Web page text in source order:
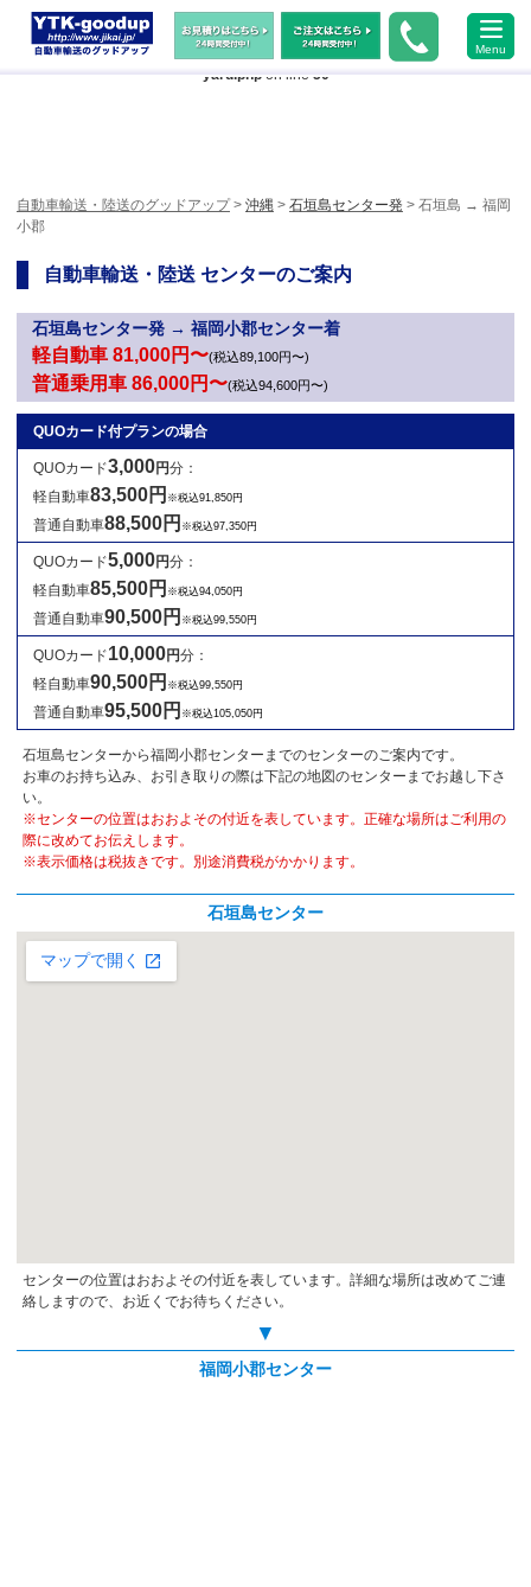
Warning: Undefined array key "HTTP_ACCEPT_LANGUAGE" in
/home/xs483473/jikai.jp/public_html/wp-content/themes/ytk2018/header-
yard.phpon line50
Menu
自動車輸送・陸送のグッドアップ> 沖縄 > 石垣島センター発 > 石垣島 → 福岡
小郡
自動車輸送・陸送 センターのご案内
石垣島センター発 → 福岡小郡センター着
軽自動車 81,000円〜(税込89,100円〜)
普通乗用車 86,000円〜(税込94,600円〜)
QUOカード付プランの場合
QUOカード3,000円分：
軽自動車83,500円 ※税込91,850円
普通自動車88,500円 ※税込97,350円
QUOカード5,000円分：
軽自動車85,500円 ※税込94,050円
普通自動車90,500円 ※税込99,550円
QUOカード10,000円分：
軽自動車90,500円 ※税込99,550円
普通自動車95,500円 ※税込105,050円
石垣島センターから福岡小郡センターまでのセンターのご案内です。
お車のお持ち込み、お引き取りの際は下記の地図のセンターまでお越し下さ
い。
※センターの位置はおおよその付近を表しています。正確な場所はご利用の
際に改めてお伝えします。
※表示価格は税抜きです。別途消費税がかかります。
石垣島センター
センターの位置はおおよその付近を表しています。詳細な場所は改めてご連
絡しますので、お近くでお待ちください。
▼
福岡小郡センター